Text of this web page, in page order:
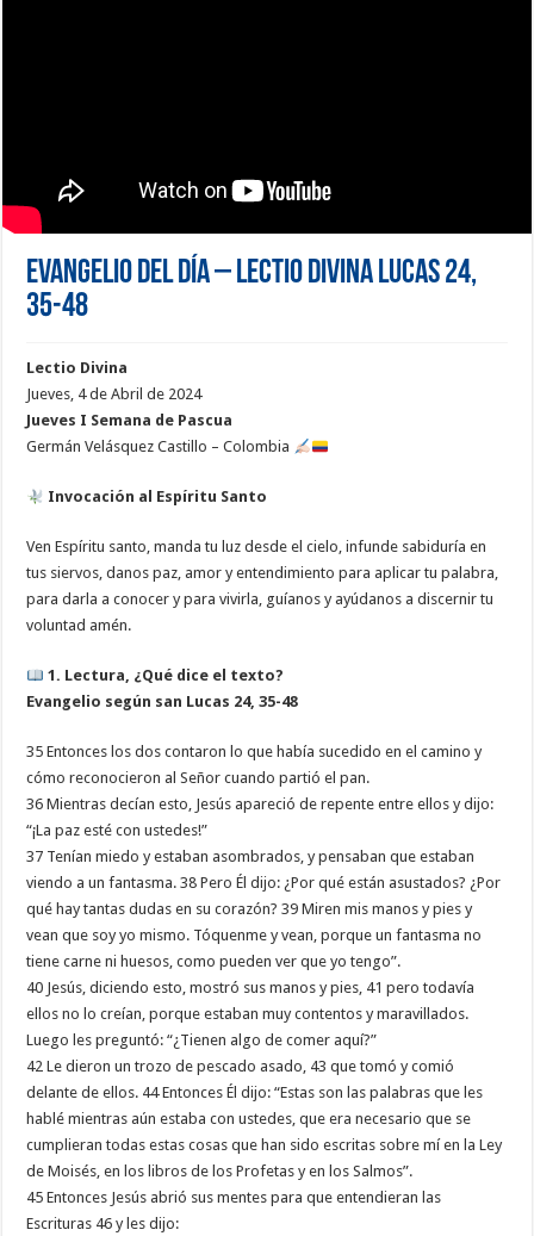
Evangelio del día – Lectio Divina Lucas 24,
35-48
Lectio Divina
Jueves, 4 de Abril de 2024
Jueves I Semana de Pascua
Germán Velásquez Castillo – Colombia
Invocación al Espíritu Santo
Ven Espíritu santo, manda tu luz desde el cielo, infunde sabiduría en
tus siervos, danos paz, amor y entendimiento para aplicar tu palabra,
para darla a conocer y para vivirla, guíanos y ayúdanos a discernir tu
voluntad amén.
1. Lectura, ¿Qué dice el texto?
Evangelio según san Lucas 24, 35-48
35 Entonces los dos contaron lo que había sucedido en el camino y
cómo reconocieron al Señor cuando partió el pan.
36 Mientras decían esto, Jesús apareció de repente entre ellos y dijo:
“¡La paz esté con ustedes!”
37 Tenían miedo y estaban asombrados, y pensaban que estaban
viendo a un fantasma. 38 Pero Él dijo: ¿Por qué están asustados? ¿Por
qué hay tantas dudas en su corazón? 39 Miren mis manos y pies y
vean que soy yo mismo. Tóquenme y vean, porque un fantasma no
tiene carne ni huesos, como pueden ver que yo tengo”.
40 Jesús, diciendo esto, mostró sus manos y pies, 41 pero todavía
ellos no lo creían, porque estaban muy contentos y maravillados.
Luego les preguntó: “¿Tienen algo de comer aquí?”
42 Le dieron un trozo de pescado asado, 43 que tomó y comió
delante de ellos. 44 Entonces Él dijo: “Estas son las palabras que les
hablé mientras aún estaba con ustedes, que era necesario que se
cumplieran todas estas cosas que han sido escritas sobre mí en la Ley
de Moisés, en los libros de los Profetas y en los Salmos”.
45 Entonces Jesús abrió sus mentes para que entendieran las
Escrituras 46 y les dijo: